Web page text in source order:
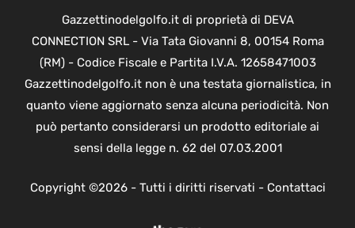
Gazzettinodelgolfo.it di proprietà di DEVA
CONNECTION SRL - Via Tata Giovanni 8, 00154 Roma
(RM) - Codice Fiscale e Partita I.V.A. 12658471003
Gazzettinodelgolfo.it non è una testata giornalistica, in
quanto viene aggiornato senza alcuna periodicità. Non
può pertanto considerarsi un prodotto editoriale ai
sensi della legge n. 62 del 07.03.2001
Copyright ©2026 - Tutti i diritti riservati - Contattaci